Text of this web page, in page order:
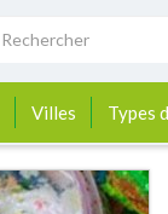
Villes Types